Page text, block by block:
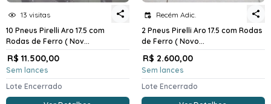
13 visitas
10 Pneus Pirelli Aro 17.5 com
Rodas de Ferro ( Nov...
R$ 11.500,00
Sem lances
Lote Encerrado
Recém Adic.
2 Pneus Pirelli Aro 17.5 com Rodas
de Ferro ( Novo...
R$ 2.600,00
Sem lances
Lote Encerrado